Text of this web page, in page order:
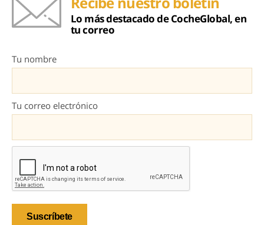
Lo más destacado de CocheGlobal, en
tu correo
Tu nombre
Tu correo electrónico